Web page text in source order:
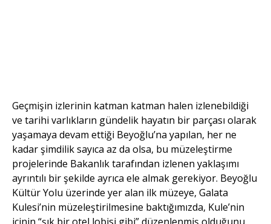
Geçmişin izlerinin katman katman halen izlenebildiği
ve tarihi varlıkların gündelik hayatın bir parçası olarak
yaşamaya devam ettiği Beyoğlu’na yapılan, her ne
kadar şimdilik sayıca az da olsa, bu müzeleştirme
projelerinde Bakanlık tarafından izlenen yaklaşımı
ayrıntılı bir şekilde ayrıca ele almak gerekiyor. Beyoğlu
Kültür Yolu üzerinde yer alan ilk müzeye, Galata
Kulesi’nin müzeleştirilmesine baktığımızda, Kule’nin